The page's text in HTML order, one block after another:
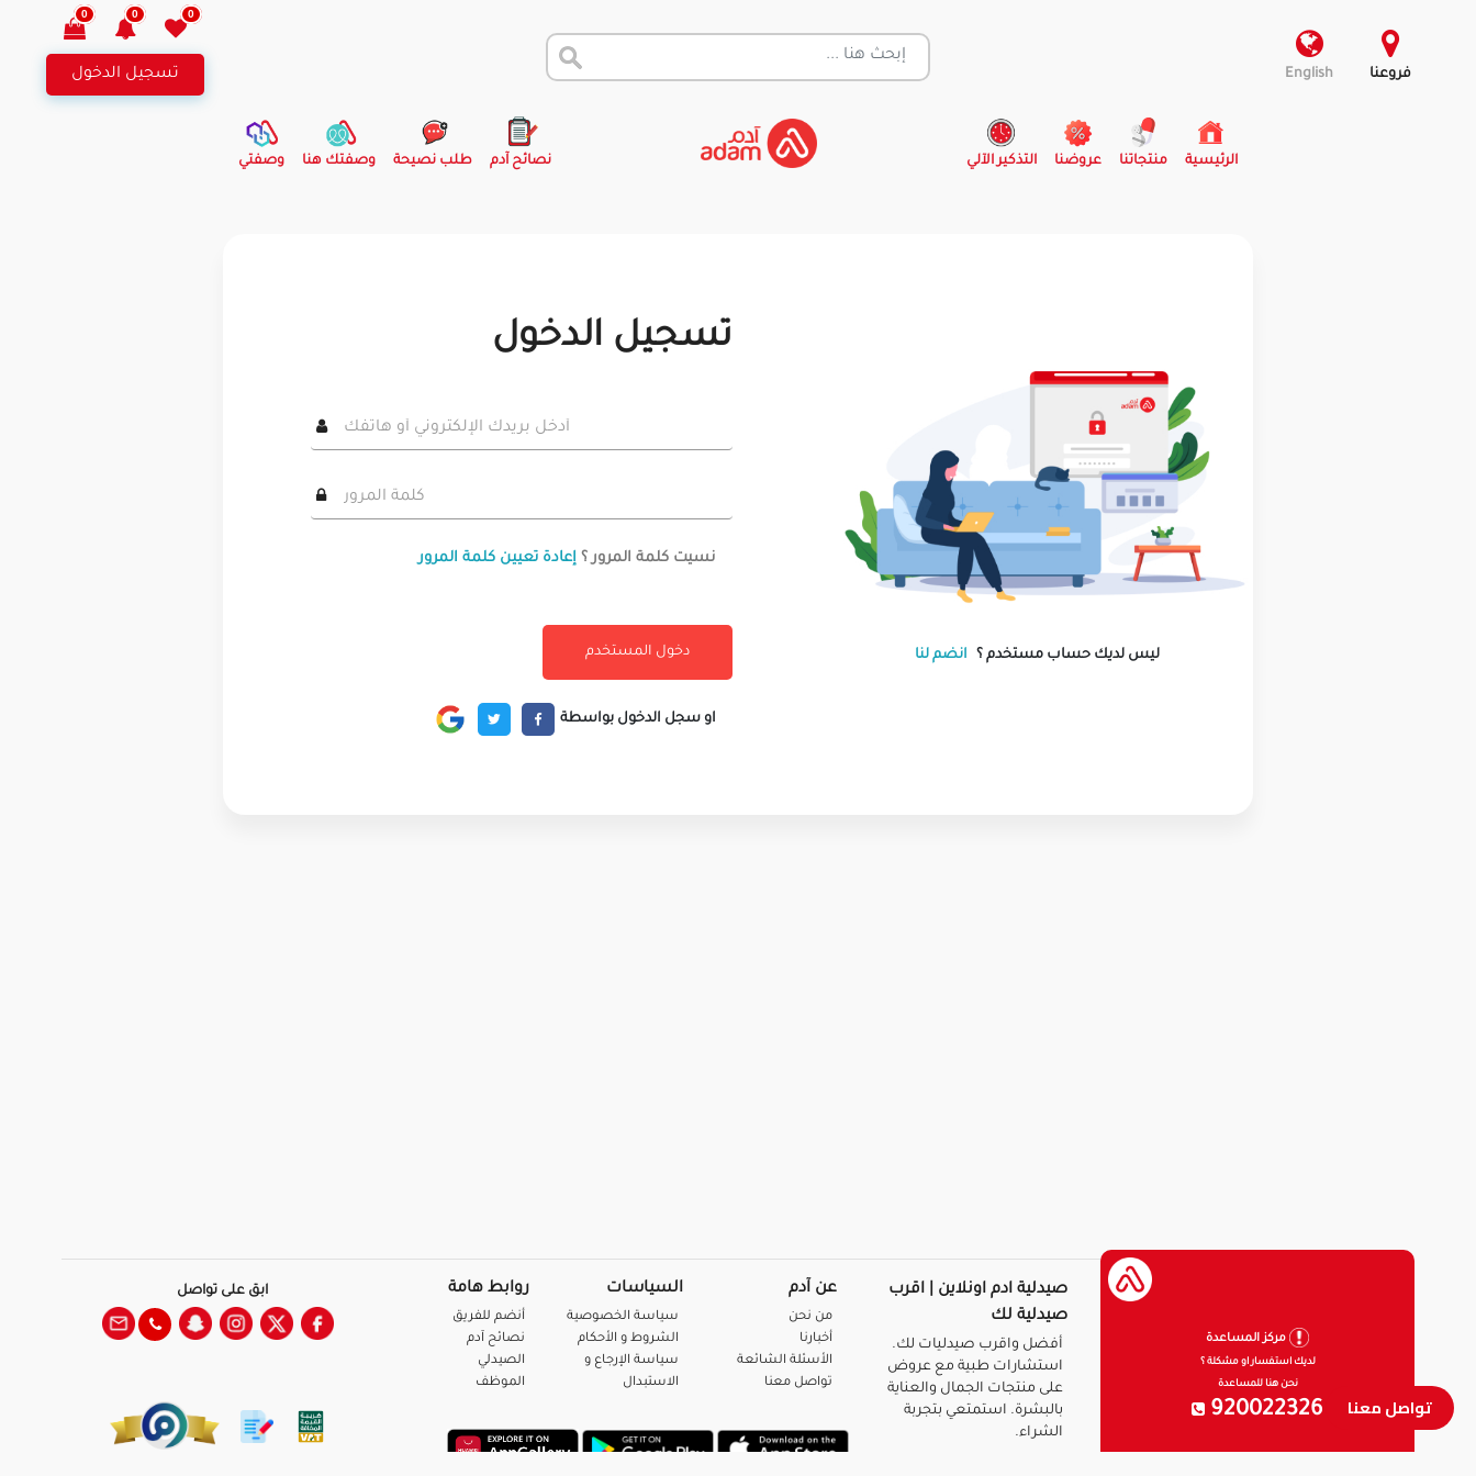
فروعنا English
0
0
0
تسجيل الدخول
الرئيسية
(current) منتجاتنا عروضنا التذكير الآلي نصائح آدم طلب نصيحة وصفتك هنا وصفتي
ليس لديك حساب مستخدم ؟ انضم لنا
تسجيل الدخول
نسيت كلمة المرور ؟ إعادة تعيين كلمة المرور
او سجل الدخول بواسطة
تواصل معنا
مركز المساعدة
لديك استفسار او مشكلة ؟
نحن هنا للمساعدة
920022326
صيدلية ادم اونلاين | اقرب
صيدلية لك
أفضل واقرب صيدليات لك.
استشارات طبية مع عروض
على منتجات الجمال والعناية
بالبشرة. استمتعي بتجربة
الشراء.
عن آدم
من نحن
أخبارنا
الأسئلة الشائعة
تواصل معنا
السياسات
سياسة الخصوصية
الشروط و الأحكام
سياسة الإرجاع و
الاستبدال
روابط هامة
أنضم للفريق
نصائح آدم
الصيدلي
الموظف
ابق على تواصل